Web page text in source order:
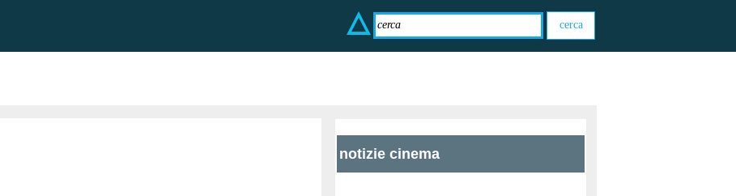
notizie cinema